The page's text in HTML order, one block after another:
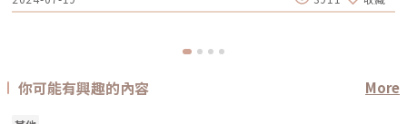
竟多數客人是為了一杯好咖啡而被吸引來。沖一杯講究的咖啡，水溫、水
器的能量、頻率、深度，擊發間隔與施作時間、施打位置，甚至角度，也都
要依照顧客個別的臉型、膚況，調整儀器的能量、頻率、深度，擊發間隔與
施作時間、施打位置，甚至角度，每一環節都會影響最終的成果。圖/品川
信念，創立之初，品川就從顧客的角度來思考，希望將諮詢及治療回歸醫療
你可能有興趣的內容 More